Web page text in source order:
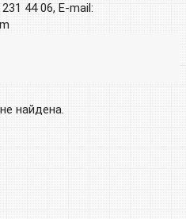
44 06, E-mail:
найдена.